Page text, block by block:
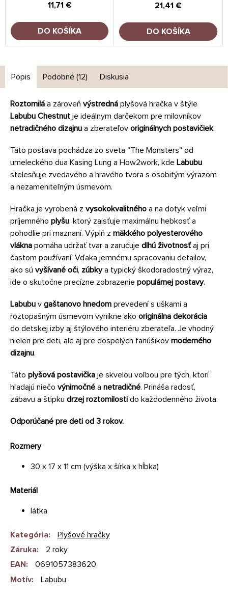
11,71 €
DO KOŠÍKA
MIESTNOSŤ 83KS
21,41 €
DO KOŠÍKA
Popis Podobné (12) Diskusia
Roztomilá a zároveň výstredná plyšová hračka v štýle
Labubu Chestnut je ideálnym darčekom pre milovníkov
netradičného dizajnu a zberateľov originálnych postavičiek.
Táto postava pochádza zo sveta "The Monsters" od
umeleckého dua Kasing Lung a How2work, kde Labubu
stelesňuje zvedavého a hravého tvora s osobitým výrazom
a nezameniteľným úsmevom.
Hračka je vyrobená z vysokokvalitného a na dotyk veľmi
príjemného plyšu, ktorý zaisťuje maximálnu hebkosť a
pohodlie pri maznaní. Výplň z mäkkého polyesterového
vlákna pomáha udržať tvar a zaručuje dlhú životnosťaj pri
častom používaní. Vďaka jemnému spracovaniu detailov,
ako sú vyšívané oči, zúbkya typický škodoradostný výraz,
ide o skutočne precízne zobrazenie populárnej postavy.
Labubu v gaštanovo hnedom prevedení s uškami a
roztopašným úsmevom vynikne ako originálna dekorácia
do detskej izby aj štýlového interiéru zberateľa. Je vhodný
nielen pre deti, ale aj pre dospelých fanúšikov moderného
dizajnu.
Táto plyšová postavička je skvelou voľbou pre tých, ktorí
hľadajú niečo výnimočné a netradičné. Prináša radosť,
zábavu a štipku drzej roztomilosti do každodenného života.
Odporúčané pre deti od 3 rokov.
Rozmery
30 x 17 x 11 cm (výška x šírka x hĺbka)
Materiál
látka
Kategória:
Plyšové hračky
Záruka:
2 roky
EAN:
0691057383620
Motív: Labubu